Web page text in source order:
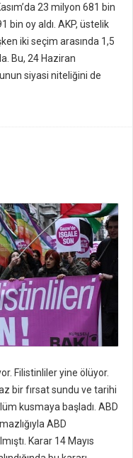
23 milyon 681 bin
bin oy aldı. AKP, üstelik
iki seçim arasında 1,5
Bu, 24 Haziran
siyasi niteliğini de
Filistinliler yine ölüyor.
bir fırsat sundu ve tarihi
kusmaya başladı. ABD
ABD
Karar 14 Mayıs